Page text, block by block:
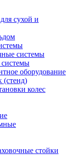
сухой и
системы
системы
оборудование
колес
стойки